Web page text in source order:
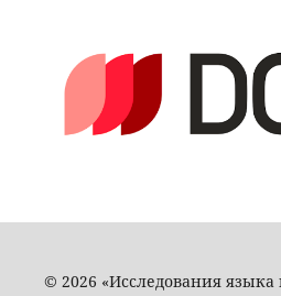
© 2026 «Исследования